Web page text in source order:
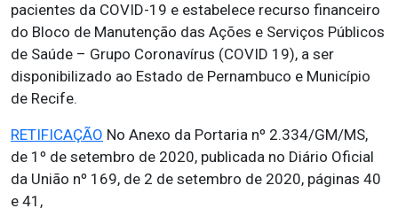
pacientes da COVID-19 e estabelece recurso financeiro
do Bloco de Manutenção das Ações e Serviços Públicos
de Saúde – Grupo Coronavírus (COVID 19), a ser
disponibilizado ao Estado de Pernambuco e Município
de Recife.
RETIFICAÇÃO No Anexo da Portaria nº 2.334/GM/MS,
de 1º de setembro de 2020, publicada no Diário Oficial
da União nº 169, de 2 de setembro de 2020, páginas 40
e 41,